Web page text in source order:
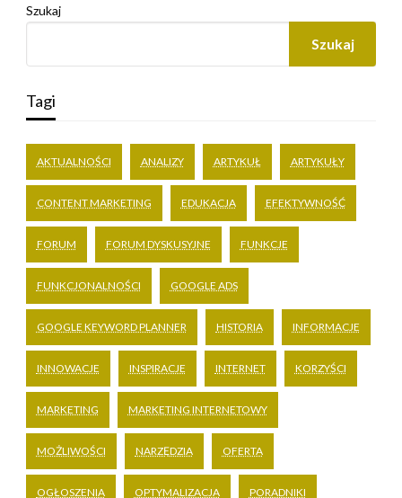
Szukaj
Szukaj
Tagi
AKTUALNOŚCI ANALIZY ARTYKUŁ ARTYKUŁY
CONTENT MARKETING EDUKACJA EFEKTYWNOŚĆ
FORUM FORUM DYSKUSYJNE FUNKCJE
FUNKCJONALNOŚCI GOOGLE ADS
GOOGLE KEYWORD PLANNER HISTORIA INFORMACJE
INNOWACJE INSPIRACJE INTERNET KORZYŚCI
MARKETING MARKETING INTERNETOWY
MOŻLIWOŚCI NARZĘDZIA OFERTA
OGŁOSZENIA OPTYMALIZACJA PORADNIKI